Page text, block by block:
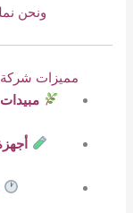
ونحن
مميزات شركة